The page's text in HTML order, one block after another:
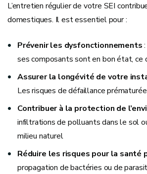
L’entretien régulier de votre SEI
domestiques. Il est essentiel pour :
Prévenir les dysfonctionnements
ses composants sont en bon état,
Assurer la longévité de votre
Les risques de défaillance
Contribuer à la protection de
infiltrations de polluants dans le sol
milieu naturel
Réduire les risques pour la santé
propagation de bactéries ou de